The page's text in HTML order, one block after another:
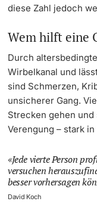
diese Zahl jedoch
Wem hilft eine
Durch
Wirbelkanal und
sind Schmerzen,
unsicherer Gang.
Strecken gehen
Verengung – stark
Jede vierte Person
versuchen
besser vorhersagen
David Koch